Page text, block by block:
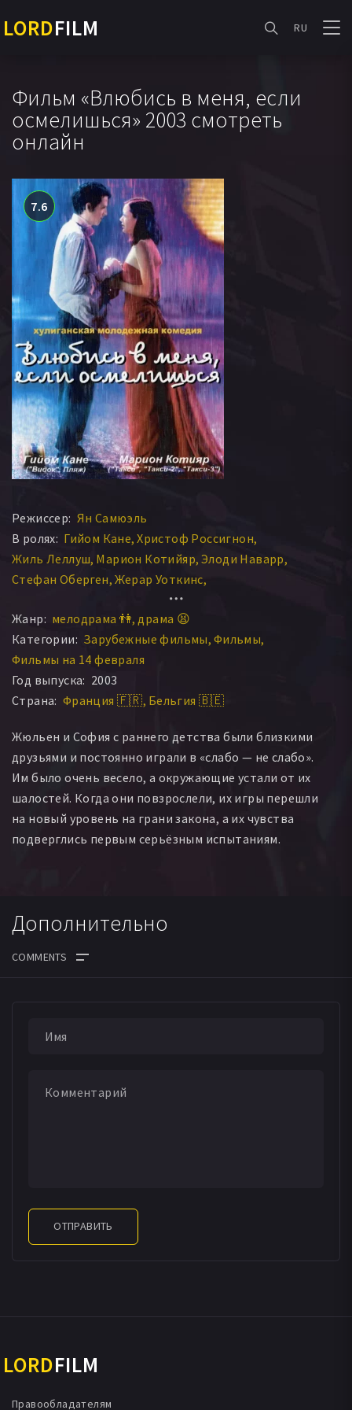
LORDFILM RU
Фильм «Влюбись в меня, если
осмелишься» 2003 смотреть
онлайн
7.6
Режиссер: Ян Самюэль
В ролях: Гийом Кане Христоф Россигнон
Жиль Леллуш Марион Котийяр Элоди Наварр
Стефан Оберген Жерар Уоткинс
Тибо Верхак
Жозефин Леба-Жоли Жюлия Фор
Литиция Венеция Тарновска Фернан Киндт
Эммануэль Лемир Изабель Геталс Карре
Мишель Анжели Натали Натье
Фридерик Жер Мануэла Санчез Филипп Дрек
Изабель Дельваль Натали Филип Дэльфин Эртз
Матильда Веркиндерен Мельхиор ЛеБо
Джессика Ринало Эммануэль Брунин
Жоффрей Симон Амандин Куррире
Джессика Вителло Седрик Ломбард
Жанр: мелодрама 👫 драма 😫
Категории: Зарубежные фильмы Фильмы
Фильмы на 14 февраля
Год выпуска: 2003
Страна: Франция 🇫🇷 Бельгия 🇧🇪
Жюльен и София с раннего детства были близкими
друзьями и постоянно играли в «слабо — не слабо».
Им было очень весело, а окружающие устали от их
шалостей. Когда они повзрослели, их игры перешли
на новый уровень на грани закона, а их чувства
подверглись первым серьёзным испытаниям.
Дополнительно
ОТПРАВИТЬ
LORDFILM
Правообладателям